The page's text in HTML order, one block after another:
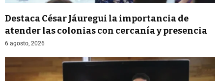
Destaca César Jáuregui la importancia de
atender las colonias con cercanía y presencia
6 agosto, 2026